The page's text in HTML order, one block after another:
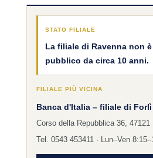
STATO FILIALE
La filiale di Ravenna non
pubblico da circa 10 anni.
FILIALE PIÙ VICINA
Banca d'Italia – filiale di Forlì
Corso della Repubblica 36, 47121
Tel. 0543 453411 · Lun–Ven